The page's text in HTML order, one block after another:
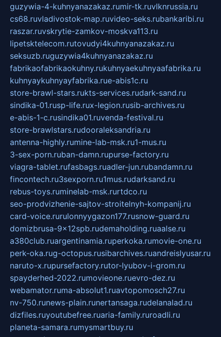
guzywia-4-kuhnyanazakaz.rumir-tk.ruvlknrussia.ru
cs68.ruvladivostok-map.ruvideo-seks.rubankaribi.ru
raszar.ruvskrytie-zamkov-moskva113.ru
lipetsktelecom.rutovudyi4kuhnyanazakaz.ru
seksuzb.ruguzywia4kuhnyanazakaz.ru
fabrikaofabrikaokuhny.rukuhnyaekuhnyaafabrika.ru
kuhnyaykuhnyayfabrika.rue-abis1c.ru
store-brawl-stars.rukts-services.rudark-sand.ru
sindika-01.rusp-life.rux-legion.rusib-archives.ru
e-abis-1-c.rusindika01.ruvenda-festival.ru
store-brawlstars.rudooraleksandria.ru
antenna-highly.rumine-lab-msk.ru1-mus.ru
3-sex-porn.ruban-damn.rupurse-factory.ru
viagra-tablet.rufasbags.ruadler-jun.rubandamn.ru
fincontech.ru3sexporn.ru1mus.rudarksand.ru
rebus-toys.ruminelab-msk.rurtdco.ru
seo-prodvizhenie-sajtov-stroitelnyh-kompanij.ru
card-voice.rurulonnyygazon177.rusnow-guard.ru
domizbrusa-9x12spb.rudemaholding.ruaalse.ru
a380club.ruargentinamia.ruperkoka.rumovie-one.ru
perk-oka.rug-octopus.rusibarchives.ruandreislyusar.ru
naruto-x.rupursefactory.rutor-lyubov-i-grom.ru
spayderhed-2022.rumovieone.ruevro-dez.ru
webamator.ruma-absolut1.ruavtopomosch27.ru
nv-750.runews-plain.runertansaga.rudelanalad.ru
dizfiles.ruyoutubefree.ruaria-family.ruroadli.ru
planeta-samara.rumysmartbuy.ru